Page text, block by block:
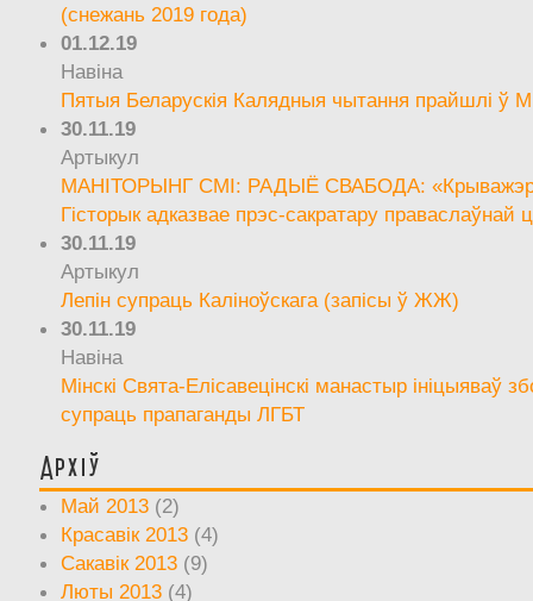
(снежань 2019 года)
01.12.19
Навіна
Пятыя Беларускія Калядныя чытання прайшлі ў
30.11.19
Артыкул
МАНІТОРЫНГ СМІ: РАДЫЁ СВАБОДА:
Гісторык адказвае прэс-сакратару праваслаўнай
30.11.19
Артыкул
Лепін супраць Каліноўскага (запісы ў ЖЖ)
30.11.19
Навіна
Мінскі Свята-Елісавецінскі манастыр ініцыяваў
супраць прапаганды ЛГБТ
Архіў
Май 2013 (2)
Красавік 2013 (4)
Сакавік 2013 (9)
Люты 2013 (4)